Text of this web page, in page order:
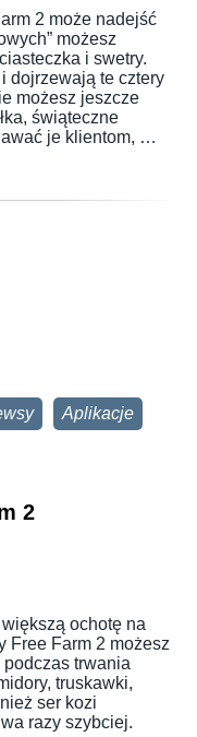
2 może nadejść
możesz
i swetry.
dojrzewają te cztery
możesz jeszcze
świąteczne
je klientom, …
Aplikacje
2
ochotę na
Free Farm 2 możesz
trwania
truskawki,
ser kozi
razy szybciej.